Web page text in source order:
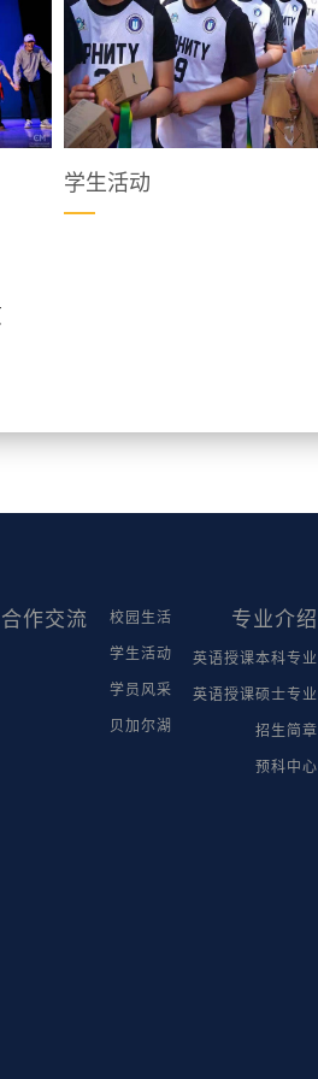
学生活动
合作交流 校园生活
学生活动
学员风采
贝加尔湖
专业介绍
英语授课本科专业
英语授课硕士专业
招生简章
预科中心